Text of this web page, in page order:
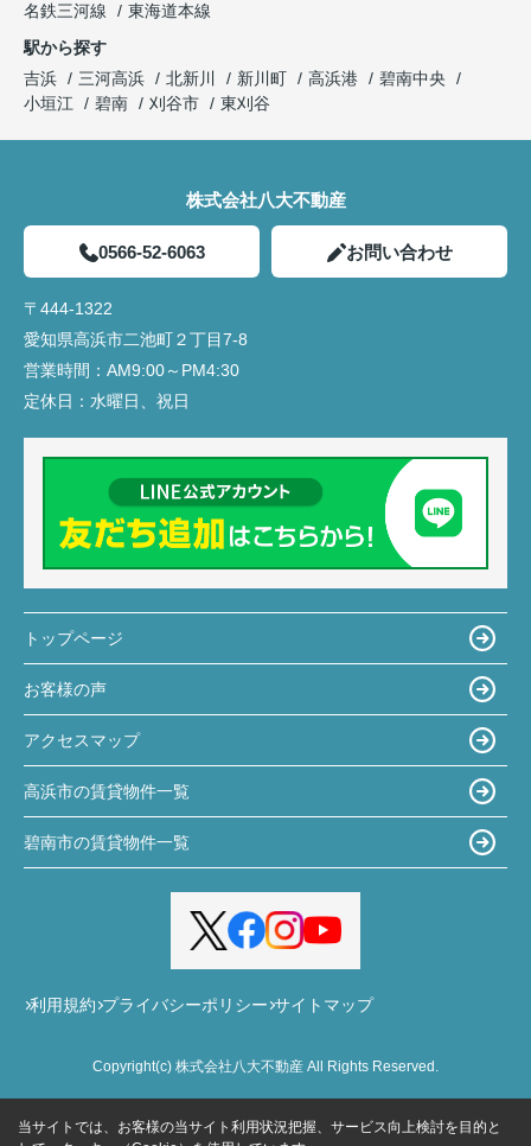
名鉄三河線
東海道本線
駅から探す
吉浜
三河高浜 北新川 新川町 高浜港
碧南中央
小垣江
碧南 刈谷市 東刈谷
株式会社八大不動産
0566-52-6063 お問い合わせ
〒444-1322
愛知県高浜市二池町２丁目7-8
営業時間： AM9:00～PM4:30
定休日： 水曜日、祝日
トップページ
お客様の声
アクセスマップ
高浜市の賃貸物件一覧
碧南市の賃貸物件一覧
利用規約 プライバシーポリシー サイトマップ
Copyright(c) 株式会社八大不動産 All Rights Reserved.
当サイトでは、お客様の当サイト利用状況把握、サービス向上検討を目的と